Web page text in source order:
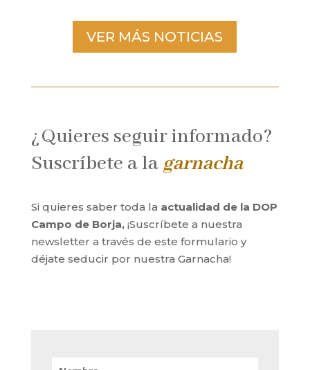
VER MÁS NOTICIAS
¿Quieres seguir informado?
Suscríbete a la garnacha
Si quieres saber toda la actualidad de la DOP
Campo de Borja,¡Suscríbete a nuestra
newsletter a través de este formulario y
déjate seducir por nuestra Garnacha!